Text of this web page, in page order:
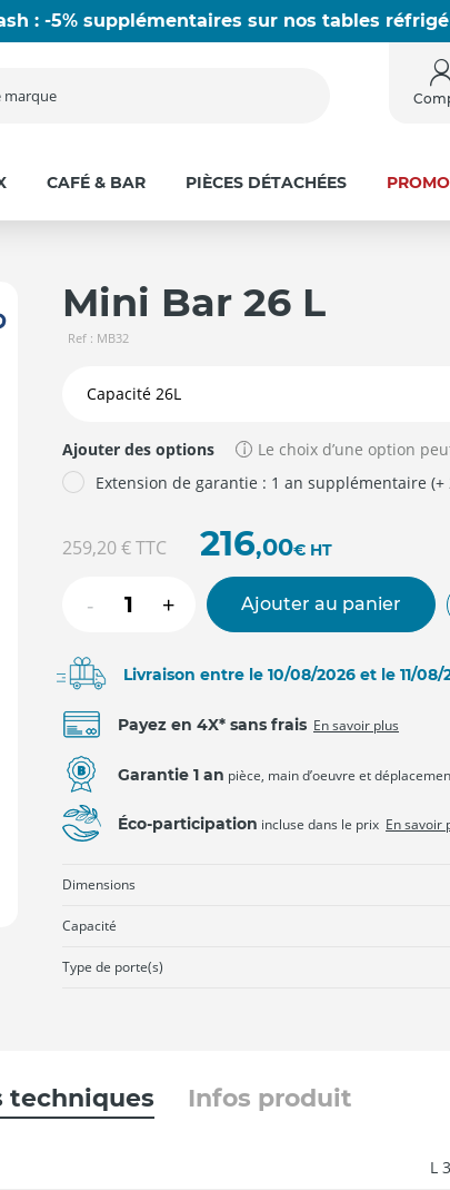
: -5% supplémentaires sur nos tables
CAFÉ & BAR PIÈCES DÉTACHÉES
Mini Bar 26 L
Ref : MB32
Ajouter des options
Le choix d’une option
Extension de garantie : 1 an supplémentaire (+
259,20 €TTC 216,00€ HT
- + Ajouter au panier
Livraison entre le 10/08/2026 et le 11/08/
Payez en 4X* sans frais En savoir plus
Garantie 1 an pièce, main d’oeuvre et
Éco-participation incluse dans le prix En savoir
Dimensions
Capacité
Type de porte(s)
techniques Infos produit
L